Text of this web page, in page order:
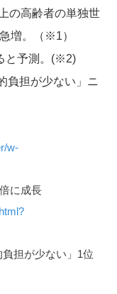
の高齢者の単独世
増。（※1）
と予測。(※2)
負担が少ない」ニ
w-
に成長
担が少ない」1位